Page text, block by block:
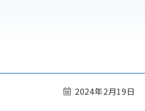
2024年2月19日